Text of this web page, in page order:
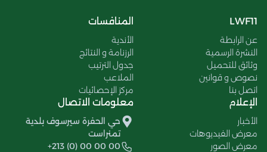
LWF11
عن الرابطة
النشرة الرسمية
وثائق للتحميل
نصوص و قوانين
اتصل بنا
المنافسات
الأندية
الرزنامة و النتائج
جدول الترتيب
الملاعب
مركز الإحصائيات
الإعلام
الأخبار
معرض الفيديوهات
معرض الصور
معلومات الاتصال
حي الحفرة سيرسوف بلدية
تمنراست
+213 (0) 00 00 00